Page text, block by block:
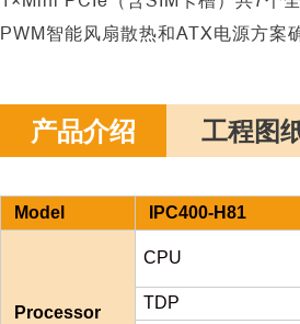
PWM智能风扇散热和ATX电源方案
产品介绍 工程图
Model IPC400-H81
Processor
CPU
TDP